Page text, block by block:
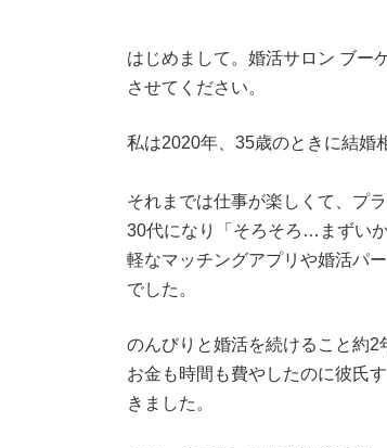
はじめまして。婚活サロン ブー
させてください。
私は2020年、35歳のときに結婚
それまでは仕事が楽しくて、プ
30代になり「そろそろ…まずい
軽なマッチングアプリや婚活パ
でした。
のんびりと婚活を続けること約2
お金も時間も費やしたのに彼氏
きました。